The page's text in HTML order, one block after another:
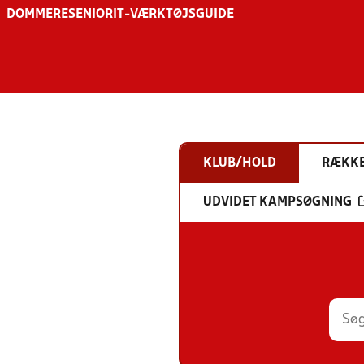
DOMMERESENIOR IT-VÆRKTØJSGUIDE
KLUB/HOLD
UDVIDET KAMPSØGNING